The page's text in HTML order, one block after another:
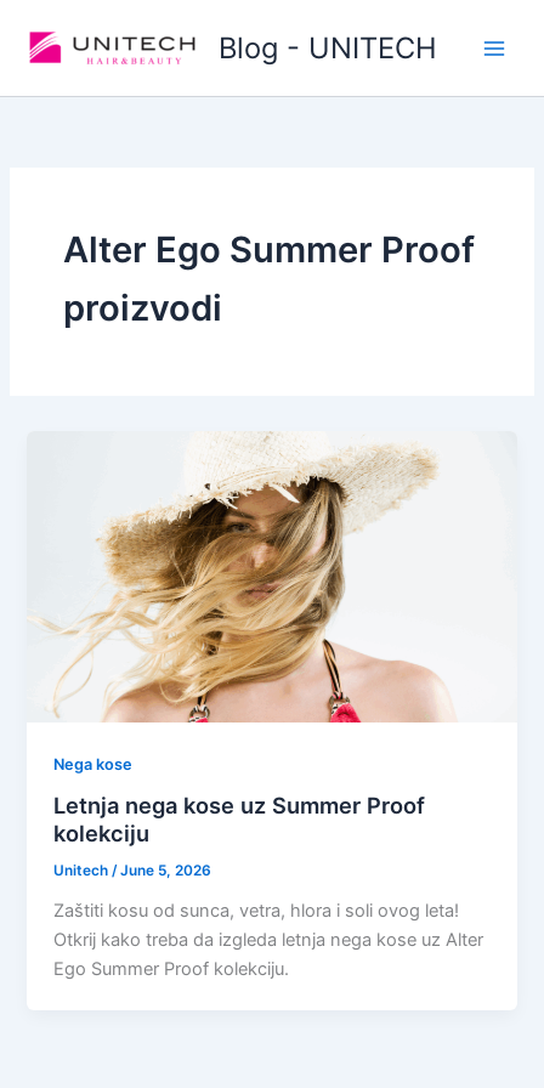
Blog - UNITECH
Alter Ego Summer Proof
proizvodi
Nega kose
Letnja nega kose uz Summer Proof
kolekciju
Unitech/June 5, 2026
Zaštiti kosu od sunca, vetra, hlora i soli ovog leta!
Otkrij kako treba da izgleda letnja nega kose uz Alter
Ego Summer Proof kolekciju.